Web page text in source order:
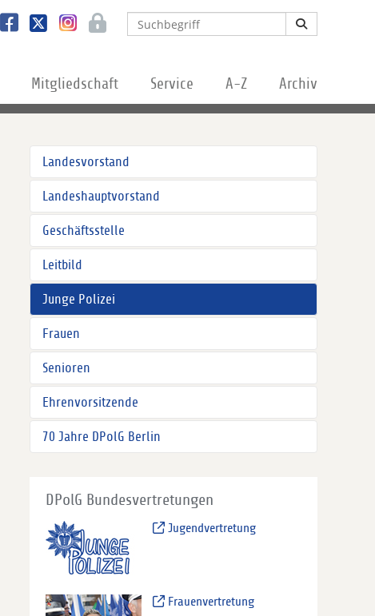
Mitgliedschaft Service A-Z Archiv
Landesvorstand
Landeshauptvorstand
Geschäftsstelle
Leitbild
Junge Polizei
Frauen
Senioren
Ehrenvorsitzende
70 Jahre DPolG Berlin
DPolG Bundesvertretungen
Jugendvertretung
Frauenvertretung